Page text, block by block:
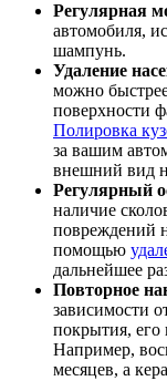
Регулярная
автомобиля,
шампунь.
Удаление
можно
поверхности
Полировка
за вашим
внешний вид
Регулярный
наличие
повреждений
помощью
дальнейшее
Повторное
зависимости
покрытия, его
Например,
месяцев, а